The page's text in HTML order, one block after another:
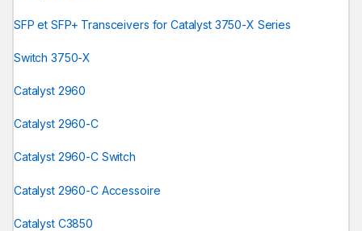
SFP et SFP+ Transceivers for Catalyst 3750-X Series
Switch 3750-X
Catalyst 2960
Catalyst 2960-C
Catalyst 2960-C Switch
Catalyst 2960-C Accessoire
Catalyst C3850